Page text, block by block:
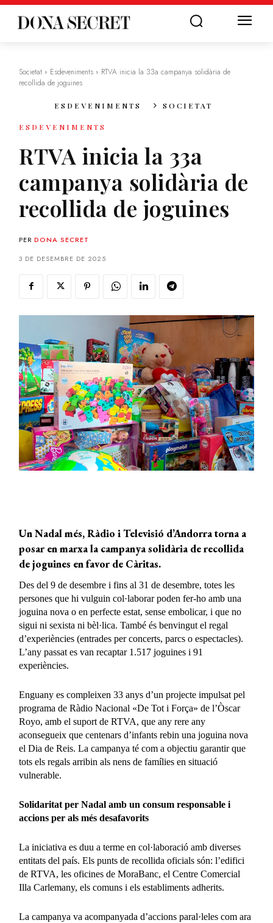
Societat Esdeveniments
RTVA inicia la 33a campanya solidària de
recollida de joguines
ESDEVENIMENTS SOCIETAT
ESDEVENIMENTS
RTVA inicia la 33a
campanya solidària de
recollida de joguines
PER DONA SECRET
3 DE DESEMBRE DE 2025
Un Nadal més, Ràdio i Televisió d’Andorra torna a
posar en marxa la campanya solidària de recollida
de joguines en favor de Càritas.
Des del 9 de desembre i fins al 31 de desembre, totes les
persones que hi vulguin col·laborar poden fer-ho amb una
joguina nova o en perfecte estat, sense embolicar, i que no
sigui ni sexista ni bèl·lica. També és benvingut el regal
d’experiències (entrades per concerts, parcs o espectacles).
L’any passat es van recaptar 1.517 joguines i 91
experiències.
Enguany es compleixen 33 anys d’un projecte impulsat pel
programa de Ràdio Nacional «De Tot i Força» de l’Òscar
Royo, amb el suport de RTVA, que any rere any
aconsegueix que centenars d’infants rebin una joguina nova
el Dia de Reis. La campanya té com a objectiu garantir que
tots els regals arribin als nens de famílies en situació
vulnerable.
Solidaritat per Nadal amb un consum responsable i
accions per als més desafavorits
La iniciativa es duu a terme en col·laboració amb diverses
entitats del país. Els punts de recollida oficials són: l’edifici
de RTVA, les oficines de MoraBanc, el Centre Comercial
Illa Carlemany, els comuns i els establiments adherits.
La campanya va acompanyada d’accions paral·leles com ara